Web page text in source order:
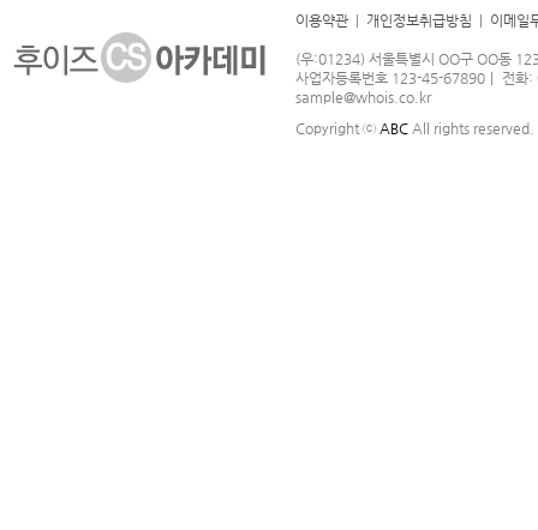
이용약관 개인정보취급방침 이메일
(우:01234) 서울특별시 OO구 OO동
사업자등록번호 123-45-67890｜ 전
sample@whois.co.kr
Copyright ⓒ ABC All rights reserved.